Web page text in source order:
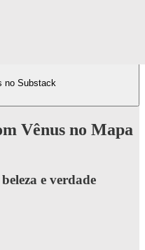
no Substack
Vênus no Mapa
e verdade